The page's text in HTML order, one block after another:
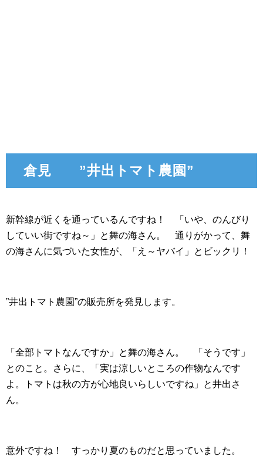
倉見 ”井出トマト農園”
新幹線が近くを通っているんですね！ 「いや、のんびり
していい街ですね～」と舞の海さん。 通りがかって、舞
の海さんに気づいた女性が、「え～ヤバイ」とビックリ！
”井出トマト農園”の販売所を発見します。
「全部トマトなんですか」と舞の海さん。 「そうです」
とのこと。さらに、「実は涼しいところの作物なんです
よ。トマトは秋の方が心地良いらしいですね」と井出さ
ん。
意外ですね！ すっかり夏のものだと思っていました。